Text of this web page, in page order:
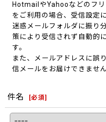
HotmailやYahooなどのフ
をご利用の場合、受信設定
迷惑メールフォルダに振り
策により受信されず自動的
す。
また、メールアドレスに誤
信メールをお届けできませ
件名 [必須]